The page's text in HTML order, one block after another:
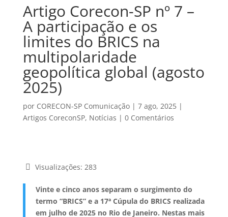
Artigo Corecon-SP nº 7 –
A participação e os
limites do BRICS na
multipolaridade
geopolítica global (agosto
2025)
por CORECON-SP Comunicação| 7 ago, 2025|
Artigos CoreconSP, Notícias | 0 Comentários
Visualizações: 283
Vinte e cinco anos separam o surgimento do
termo “BRICS” e a 17ª Cúpula do BRICS realizada
em julho de 2025 no Rio de Janeiro. Nestas mais